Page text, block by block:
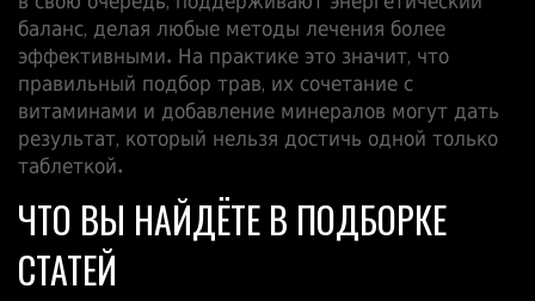
баланс, делая любые методы лечения более
эффективными. На практике это значит, что
правильный подбор трав, их сочетание с
витаминами и добавление минералов могут дать
результат, который нельзя достичь одной только
таблеткой.
ЧТО ВЫ НАЙДЁТЕ В ПОДБОРКЕ
СТАТЕЙ